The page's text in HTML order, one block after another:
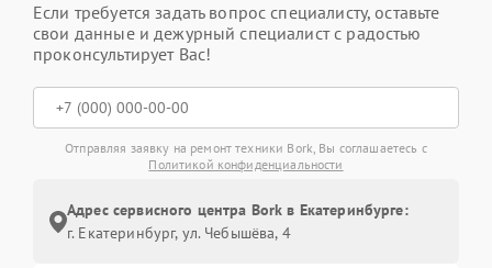
Если требуется задать вопрос специалисту, оставьте
свои данные и дежурный специалист с радостью
проконсультирует Вас!
Отправляя заявку на ремонт техники Bork, Вы соглашаетесь с
Политикой конфиденциальности
Адрес сервисного центра Bork в Екатеринбурге:
г. Екатеринбург, ул. Чебышёва, 4